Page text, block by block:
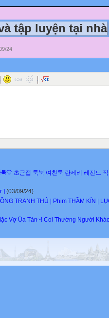
tập luyện tại nhà
24
초근접 룩북 여친룩 란제리 레전드
] (03/09/24)
TRANH THỦ | Phim THẦM KÍN |
Vợ Úa Tàn~! Coi Thường Người